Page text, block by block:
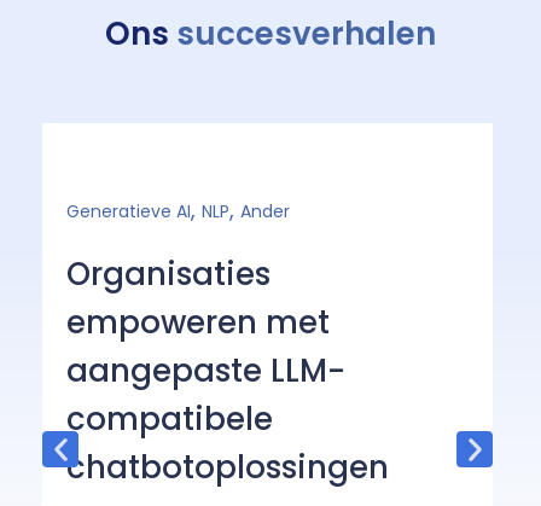
Ons succesverhalen
Generatieve AI, NLP, Ander
Organisaties
empoweren met
aangepaste LLM-
compatibele
chatbotoplossingen